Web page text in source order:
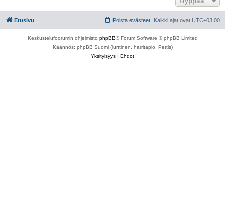
Etusivu Kaikki ajat ovat UTC+03:00
Poista evästeet
Keskustelufoorumin ohjelmisto phpBB® Forum Software © phpBB Limited
Käännös: phpBB Suomi (lurttinen, harritapio, Pettis)
Yksityisyys | Ehdot